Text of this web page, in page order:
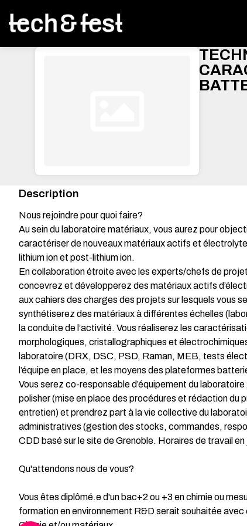
Description
Nous rejoindre pour quoi faire?
Au sein du laboratoire matériaux, vous aurez pour
caractériser de nouveaux matériaux actifs et
lithium ion et post-lithium ion.
En collaboration étroite avec les experts/chefs de
concevrez et développerez des matériaux actifs
aux cahiers des charges des projets sur lesquels vous
synthétiserez des matériaux à différentes échelles
la conduite de l’activité. Vous réaliserez les
morphologiques, cristallographiques et
laboratoire (DRX, DSC, PSD, Raman, MEB, tests
l’équipe en place, et les moyens des plateformes
Vous serez co-responsable d’équipement du
polisher (mise en place des procédures et rédaction du
entretien) et prendrez part à la vie collective du
administratives (gestion des stocks, commandes,
CDD basé sur le site de Grenoble. Horaires de travail en
Qu'attendons nous de vous?
Vous êtes diplômé.e d'un bac+2 ou +3 en chimie ou
formation en environnement R&D serait souhaitée